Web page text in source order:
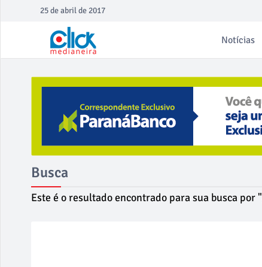
25 de abril de 2017
Notícias
Busca
Este é o resultado encontrado para sua busca por "